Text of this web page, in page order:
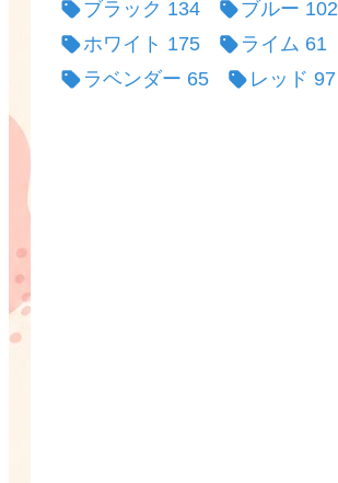
ブラック 134 ブルー 102
ホワイト 175 ライム 61
ラベンダー 65 レッド 97